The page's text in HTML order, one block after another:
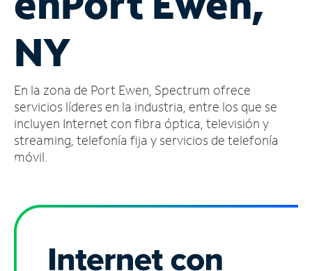
cuenta
Encuentra
tienda
NY
En la zona de Port Ewen, Spectrum ofrece
servicios líderes en la industria, entre los que se
incluyen Internet con fibra óptica, televisión y
streaming, telefonía fija y servicios de telefonía
móvil.